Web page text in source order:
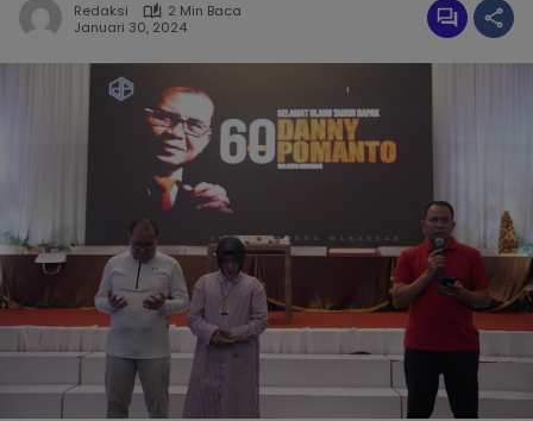
Redaksi
2 Min Baca
Januari 30, 2024